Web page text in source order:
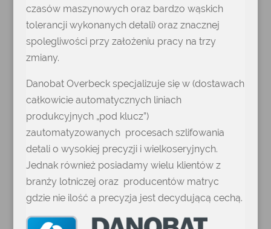
czasów maszynowych oraz bardzo wąskich
tolerancji wykonanych detali) oraz znacznej
spolegliwości przy założeniu pracy na trzy
zmiany.
Danobat Overbeck specjalizuje się w (dostawach
całkowicie automatycznych liniach
produkcyjnych „pod klucz”)
zautomatyzowanych procesach szlifowania
detali o wysokiej precyzji i wielkoseryjnych.
Jednak również posiadamy wielu klientów z
branży lotniczej oraz producentów matryc
gdzie nie ilość a precyzja jest decydującą cechą.